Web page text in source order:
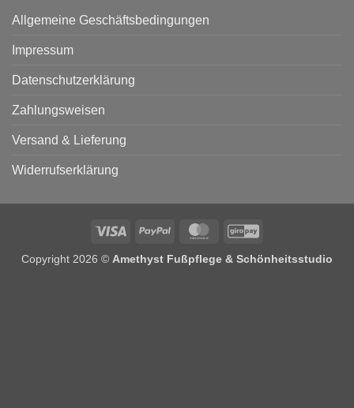
Allgemeine Geschäftsbedingungen
Impressum
Datenschutzerklärung
Zahlungsweisen
Versand & Lieferung
Widerrufserklärung
Visa PayPal MasterCardGiroPay
Copyright 2026 © Amethyst Fußpflege & Schönheitsstudio